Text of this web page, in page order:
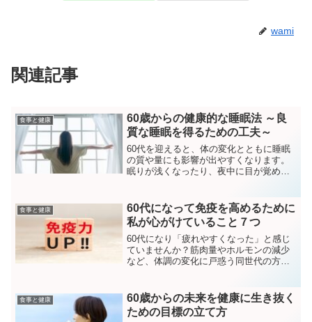
wami
関連記事
食事と健康
60歳からの健康的な睡眠法 ～良
質な睡眠を得るための工夫～
60代を迎えると、体の変化とともに睡眠
の質や量にも影響が出やすくなります。
眠りが浅くなったり、夜中に目が覚めた
し、年齢を重ねても良質な睡眠を確保す
ることは可能です。この記...
食事と健康
60代になって免疫を高めるために
私が心がけていること７つ
60代になり「疲れやすくなった」と感じ
ていませんか？筋肉量やホルモンの減少
など、体調の変化に戸惑う同世代の方
動」など、今日から真似できる7つの習慣
を実体験を交えてご紹介します。
食事と健康
60歳からの未来を健康に生き抜く
ための目標の立て方